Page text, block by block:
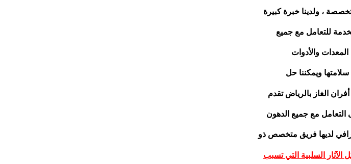
، ولدينا خبرة كبيرة
للتعامل مع جميع
والأدوات
ويمكننا حل
الغاز بالرياض تقدم
التعامل مع جميع الدهون
لديها فريق متخصص ذو
السلبية التي تسبب